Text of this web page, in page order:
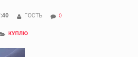
ГОСТЬ 0
КУПЛЮ